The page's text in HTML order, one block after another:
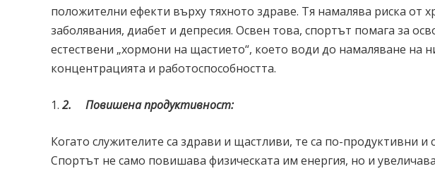
положителни ефекти върху тяхното здраве. Тя намалява риска от
заболявания, диабет и депресия. Освен това, спортът помага за
естествени „хормони на щастието“, което води до намаляване на
концентрацията и работоспособността.
2. Повишена продуктивност:
Когато служителите са здрави и щастливи, те са по-продуктивни и
Спортът не само повишава физическата им енергия, но и